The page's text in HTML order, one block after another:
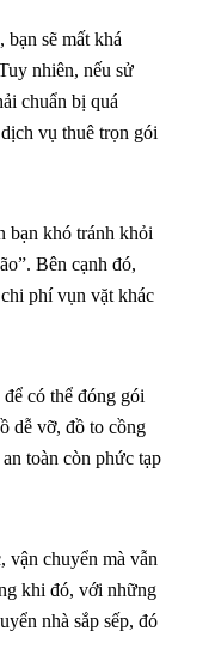
sẽ mất khá
nhiên, nếu sử
chuẩn bị quá
vụ thuê trọn gói
bạn khó tránh khỏi
Bên cạnh đó,
phí vụn vặt khác
có thể đóng gói
dễ vỡ, đồ to cồng
toàn còn phức tạp
vận chuyển mà vẫn
khi đó, với những
nhà sắp sếp, đó